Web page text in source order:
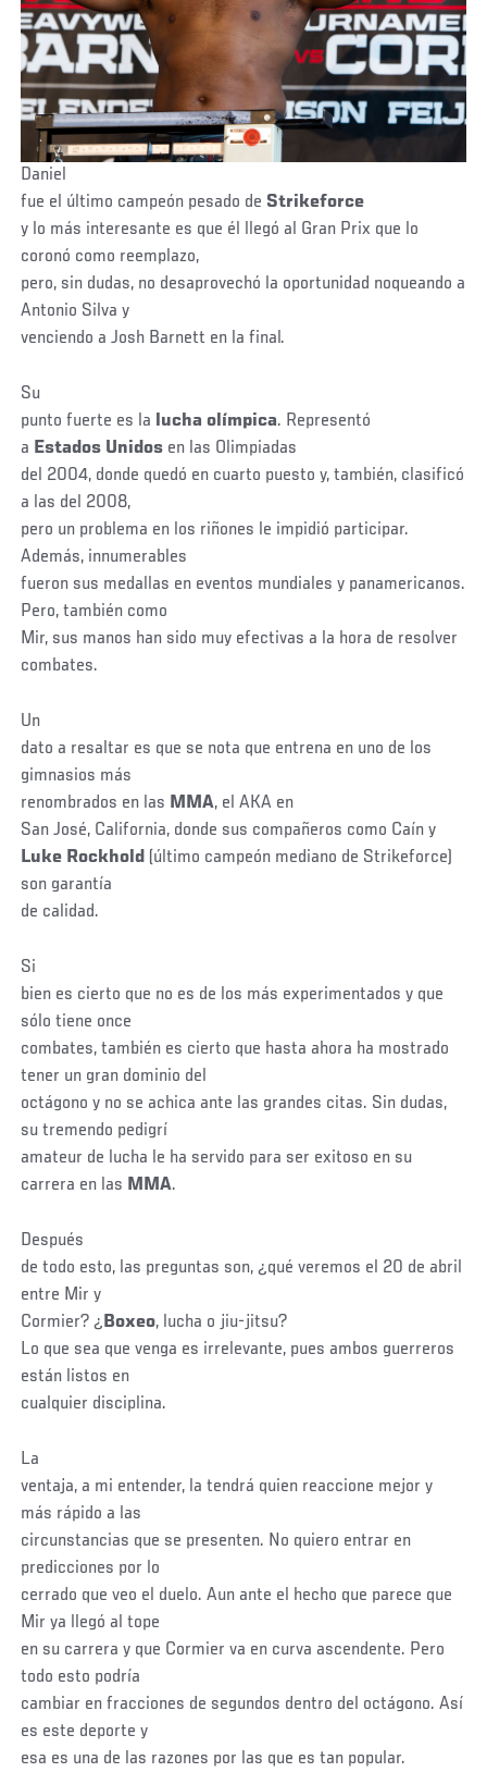
Daniel
fue el último campeón pesado de Strikeforce
y lo más interesante es que él llegó al Gran Prix que lo
coronó como reemplazo,
pero, sin dudas, no desaprovechó la oportunidad noqueando a
Antonio Silva y
venciendo a Josh Barnett en la final.
Su
punto fuerte es la lucha olímpica. Representó
a Estados Unidos en las Olimpiadas
del 2004, donde quedó en cuarto puesto y, también, clasificó
a las del 2008,
pero un problema en los riñones le impidió participar.
Además, innumerables
fueron sus medallas en eventos mundiales y panamericanos.
Pero, también como
Mir, sus manos han sido muy efectivas a la hora de resolver
combates.
Un
dato a resaltar es que se nota que entrena en uno de los
gimnasios más
renombrados en las MMA, el AKA en
San José, California, donde sus compañeros como Caín y
Luke Rockhold (último campeón mediano de Strikeforce)
son garantía
de calidad.
Si
bien es cierto que no es de los más experimentados y que
sólo tiene once
combates, también es cierto que hasta ahora ha mostrado
tener un gran dominio del
octágono y no se achica ante las grandes citas. Sin dudas,
su tremendo pedigrí
amateur de lucha le ha servido para ser exitoso en su
carrera en las MMA.
Después
de todo esto, las preguntas son, ¿qué veremos el 20 de abril
entre Mir y
Cormier? ¿Boxeo, lucha o jiu-jitsu?
Lo que sea que venga es irrelevante, pues ambos guerreros
están listos en
cualquier disciplina.
La
ventaja, a mi entender, la tendrá quien reaccione mejor y
más rápido a las
circunstancias que se presenten. No quiero entrar en
predicciones por lo
cerrado que veo el duelo. Aun ante el hecho que parece que
Mir ya llegó al tope
en su carrera y que Cormier va en curva ascendente. Pero
todo esto podría
cambiar en fracciones de segundos dentro del octágono. Así
es este deporte y
esa es una de las razones por las que es tan popular.